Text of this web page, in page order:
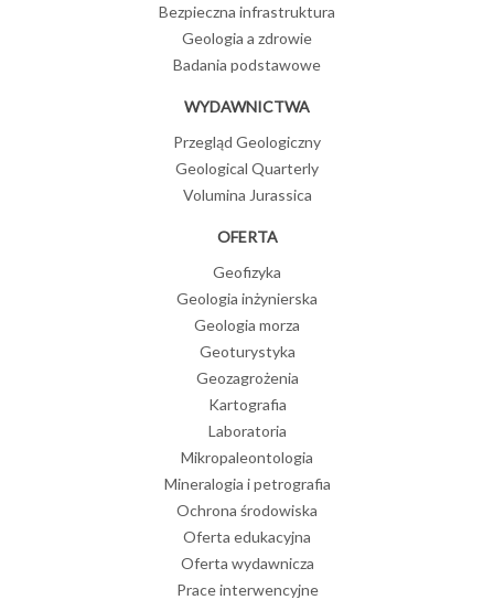
Bezpieczna infrastruktura
Geologia a zdrowie
Badania podstawowe
WYDAWNICTWA
Przegląd Geologiczny
Geological Quarterly
Volumina Jurassica
OFERTA
Geofizyka
Geologia inżynierska
Geologia morza
Geoturystyka
Geozagrożenia
Kartografia
Laboratoria
Mikropaleontologia
Mineralogia i petrografia
Ochrona środowiska
Oferta edukacyjna
Oferta wydawnicza
Prace interwencyjne